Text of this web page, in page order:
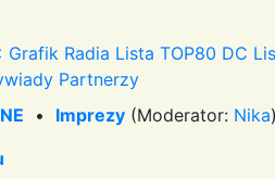
Grafik Radia Lista TOP80 DC
Partnerzy
• Imprezy (Moderator: Nika